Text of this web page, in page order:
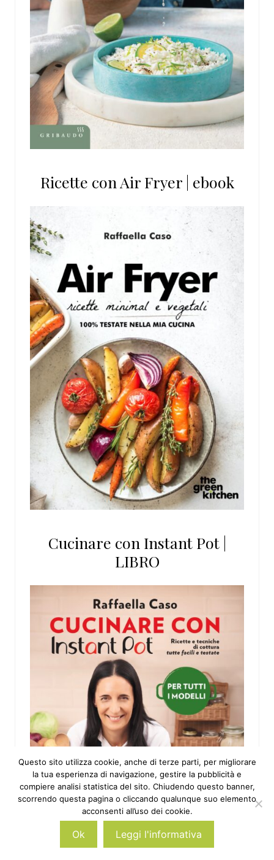
Ricette con Air Fryer | ebook
Cucinare con Instant Pot |
LIBRO
Questo sito utilizza cookie, anche di terze parti, per migliorare
la tua esperienza di navigazione, gestire la pubblicità e
compiere analisi statistica del sito. Chiudendo questo banner,
scorrendo questa pagina o cliccando qualunque suo elemento
acconsenti all’uso dei cookie.
Ok Leggi l'informativa